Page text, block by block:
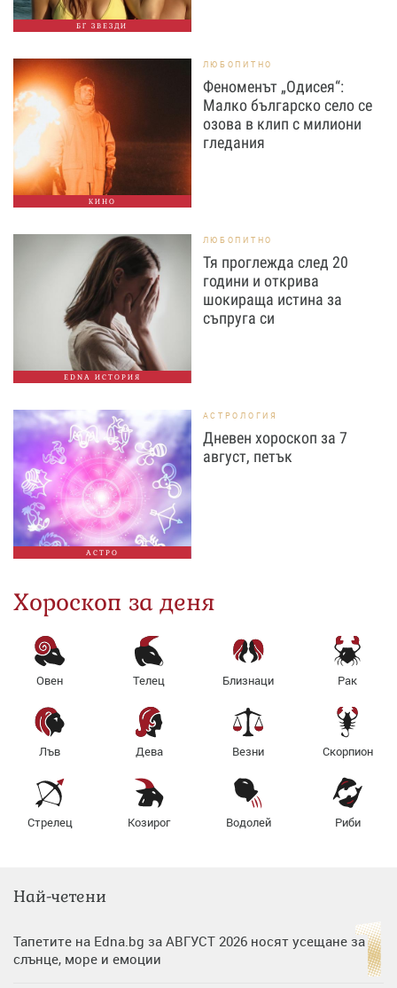
БГ ЗВЕЗДИ
КИНО
ЛЮБОПИТНО
Феноменът „Одисея“:
Малко българско село се
озова в клип с милиони
гледания
EDNA ИСТОРИЯ
ЛЮБОПИТНО
Тя проглежда след 20
години и открива
шокираща истина за
съпруга си
АСТРО
АСТРОЛОГИЯ
Дневен хороскоп за 7
август, петък
Хороскоп за деня
Овен Телец Близнаци Рак
Лъв Дева Везни Скорпион
Стрелец Козирог Водолей Риби
Най-четени
Тапетите на Edna.bg за АВГУСТ 2026 носят усещане за
слънце, море и емоции